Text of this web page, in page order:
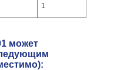
1
может